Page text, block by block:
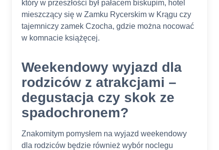
który w przeszłości był pałacem biskupim, hotel
mieszczący się w Zamku Rycerskim w Krągu czy
tajemniczy zamek Czocha, gdzie można nocować
w komnacie książęcej.
Weekendowy wyjazd dla
rodziców z atrakcjami –
degustacja czy skok ze
spadochronem?
Znakomitym pomysłem na wyjazd weekendowy
dla rodziców będzie również wybór noclegu